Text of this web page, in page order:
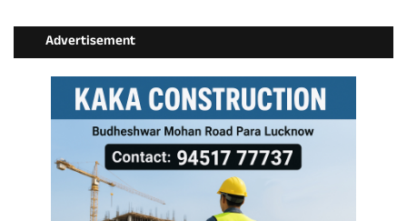
Advertisement